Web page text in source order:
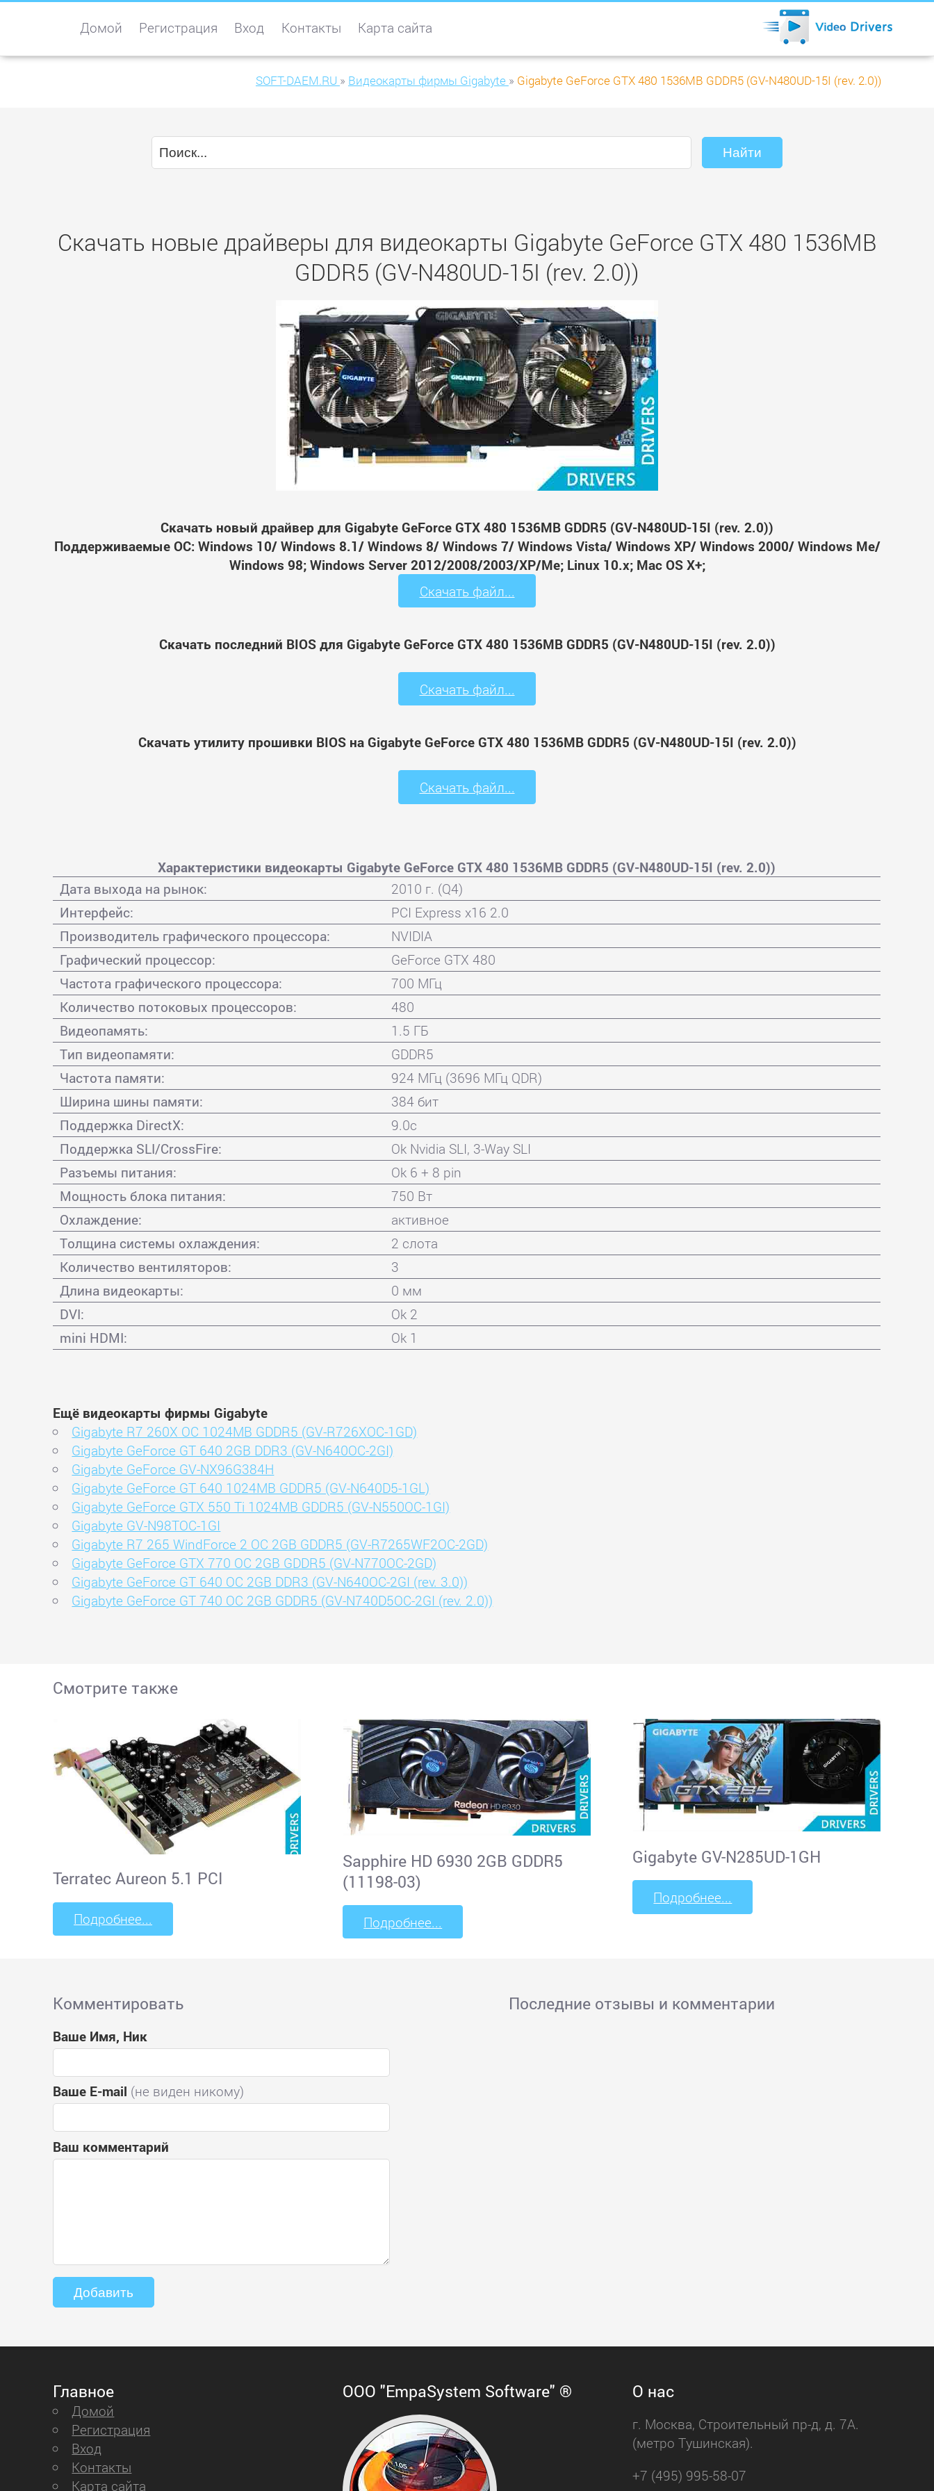
Домой Регистрация Вход Контакты Карта сайта
SOFT-DAEM.RU » Видеокарты фирмы Gigabyte » Gigabyte GeForce GTX 480 1536MB GDDR5 (GV-N480UD-15I (rev. 2.0))
Скачать новые драйверы для видеокарты Gigabyte GeForce GTX 480 1536MB
GDDR5 (GV-N480UD-15I (rev. 2.0))
Скачать новый драйвер для Gigabyte GeForce GTX 480 1536MB GDDR5 (GV-N480UD-15I (rev. 2.0))
Поддерживаемые ОС: Windows 10/ Windows 8.1/ Windows 8/ Windows 7/ Windows Vista/ Windows XP/ Windows 2000/ Windows Me/
Windows 98; Windows Server 2012/2008/2003/XP/Me; Linux 10.x; Mac OS X+;
Скачать файл...
Скачать последний BIOS для Gigabyte GeForce GTX 480 1536MB GDDR5 (GV-N480UD-15I (rev. 2.0))
Скачать файл...
Скачать утилиту прошивки BIOS на Gigabyte GeForce GTX 480 1536MB GDDR5 (GV-N480UD-15I (rev. 2.0))
Скачать файл...
Характеристики видеокарты Gigabyte GeForce GTX 480 1536MB GDDR5 (GV-N480UD-15I (rev. 2.0))
Дата выхода на рынок:
2010 г. (Q4)
Интерфейс:
PCI Express x16 2.0
Производитель графического процессора:
NVIDIA
Графический процессор:
GeForce GTX 480
Частота графического процессора:
700 МГц
Количество потоковых процессоров:
480
Видеопамять:
1.5 ГБ
Тип видеопамяти:
GDDR5
Частота памяти:
924 МГц (3696 МГц QDR)
Ширина шины памяти:
384 бит
Поддержка DirectX:
9.0c
Поддержка SLI/CrossFire:
Ok Nvidia SLI, 3-Way SLI
Разъемы питания:
Ok 6 + 8 pin
Мощность блока питания:
750 Вт
Охлаждение:
активное
Толщина системы охлаждения:
2 слота
Количество вентиляторов:
3
Длина видеокарты:
0 мм
DVI:
Ok 2
mini HDMI:
Ok 1
Ещё видеокарты фирмы Gigabyte
Gigabyte R7 260X OC 1024MB GDDR5 (GV-R726XOC-1GD)
Gigabyte GeForce GT 640 2GB DDR3 (GV-N640OC-2GI)
Gigabyte GeForce GV-NX96G384H
Gigabyte GeForce GT 640 1024MB GDDR5 (GV-N640D5-1GL)
Gigabyte GeForce GTX 550 Ti 1024MB GDDR5 (GV-N550OC-1GI)
Gigabyte GV-N98TOC-1GI
Gigabyte R7 265 WindForce 2 OC 2GB GDDR5 (GV-R7265WF2OC-2GD)
Gigabyte GeForce GTX 770 OC 2GB GDDR5 (GV-N770OC-2GD)
Gigabyte GeForce GT 640 OC 2GB DDR3 (GV-N640OC-2GI (rev. 3.0))
Gigabyte GeForce GT 740 OC 2GB GDDR5 (GV-N740D5OC-2GI (rev. 2.0))
Смотрите также
Terratec Aureon 5.1 PCI
Подробнее...
Sapphire HD 6930 2GB GDDR5
(11198-03)
Подробнее...
Gigabyte GV-N285UD-1GH
Подробнее...
Комментировать
Ваше Имя, Ник
Ваше E-mail (не виден никому)
Ваш комментарий
Последние отзывы и комментарии
Главное
Домой
Регистрация
Вход
Контакты
Карта сайта
ООО "EmpaSystem Software" ® О нас
г. Москва, Строительный пр-д, д. 7А.
(метро Тушинская).
+7 (495) 995-58-07